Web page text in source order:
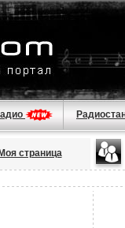
Моя страница